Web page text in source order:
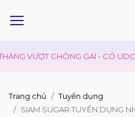
VƯỢT CHÔNG GAI - CÓ UDON
Trang chủ
Tuyển dụng
SIAM SUGAR TUYỂN DỤNG